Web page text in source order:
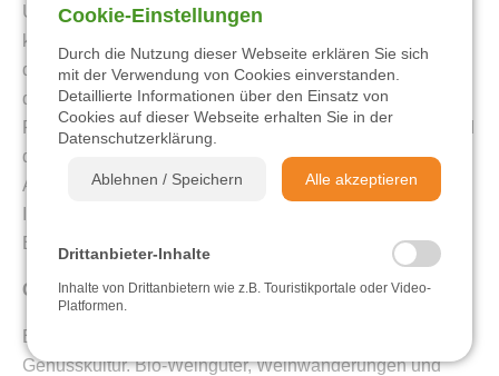
Zentrum Pfälzerwald Touristik
Wandern
Radfahren
Umgebung bewusst wahrzunehmen und zur Ruhe zu
kommen“, erklärt Nadine Schubert. Ob zu Fuß oder mit
dem Rad: Während der Aktionswochen präsentiert sich
die Pfalz als vielseitige Natur- und Kulturlandschaft. Die
Routen führen durch Wälder, entlang von Bachläufen und
durch die Weinberge der Deutschen Weinstraße. Die
Angebote verbinden Bewegung in der Natur mit
Bewirtschaftung.
Genuss und regionale Vielfalt
Ein weiterer Schwerpunkt liegt auf der regionalen
Genusskultur. Bio-Weingüter, Weinwanderungen und
Cookie-Einstellungen
Durch die Nutzung dieser Webseite erklären Sie sich
mit der Verwendung von Cookies einverstanden.
Detaillierte Informationen über den Einsatz von
Cookies auf dieser Webseite erhalten Sie in der
Datenschutzerklärung.
Ablehnen / Speichern Alle akzeptieren
Drittanbieter-Inhalte
Inhalte von Drittanbietern wie z.B. Touristikportale oder Video-
Platformen.